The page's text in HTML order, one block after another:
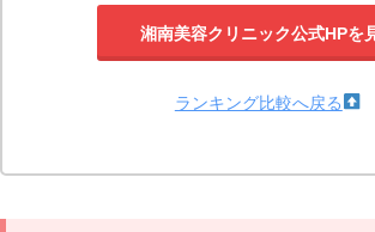
湘南美容クリニック公式HPを
ランキング比較へ戻る